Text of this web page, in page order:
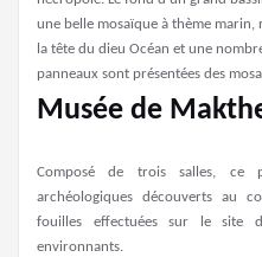
une belle mosaïque à thème marin,
la tête du dieu Océan et une
panneaux sont présentées des
Musée de
Composé de trois salles, ce
archéologiques découverts au
fouilles effectuées sur le site
environnants.